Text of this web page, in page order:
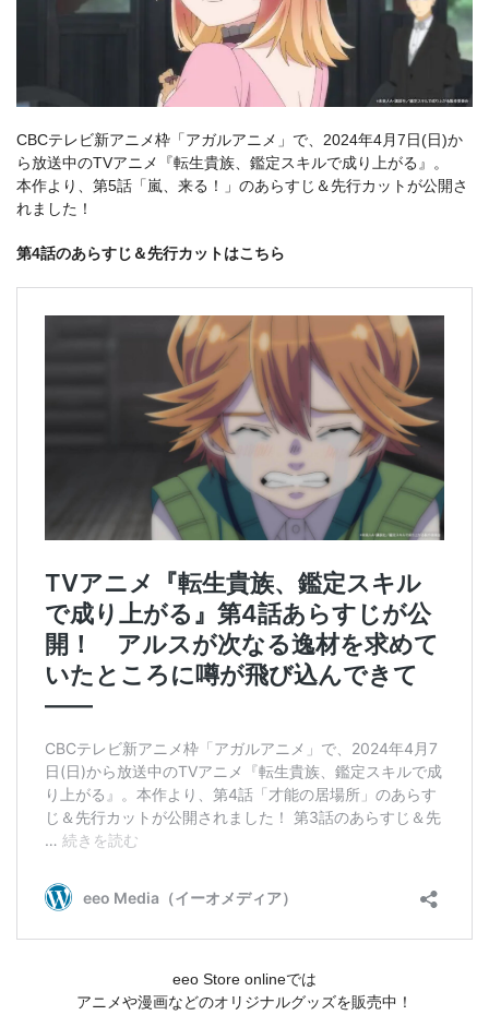
CBCテレビ新アニメ枠「アガルアニメ」で、2024年4月7日(日)か
ら放送中のTVアニメ『転生貴族、鑑定スキルで成り上がる』。
本作より、第5話「嵐、来る！」のあらすじ＆先行カットが公開さ
れました！
第4話のあらすじ＆先行カットはこちら
eeo Store onlineでは
アニメや漫画などのオリジナルグッズを販売中！